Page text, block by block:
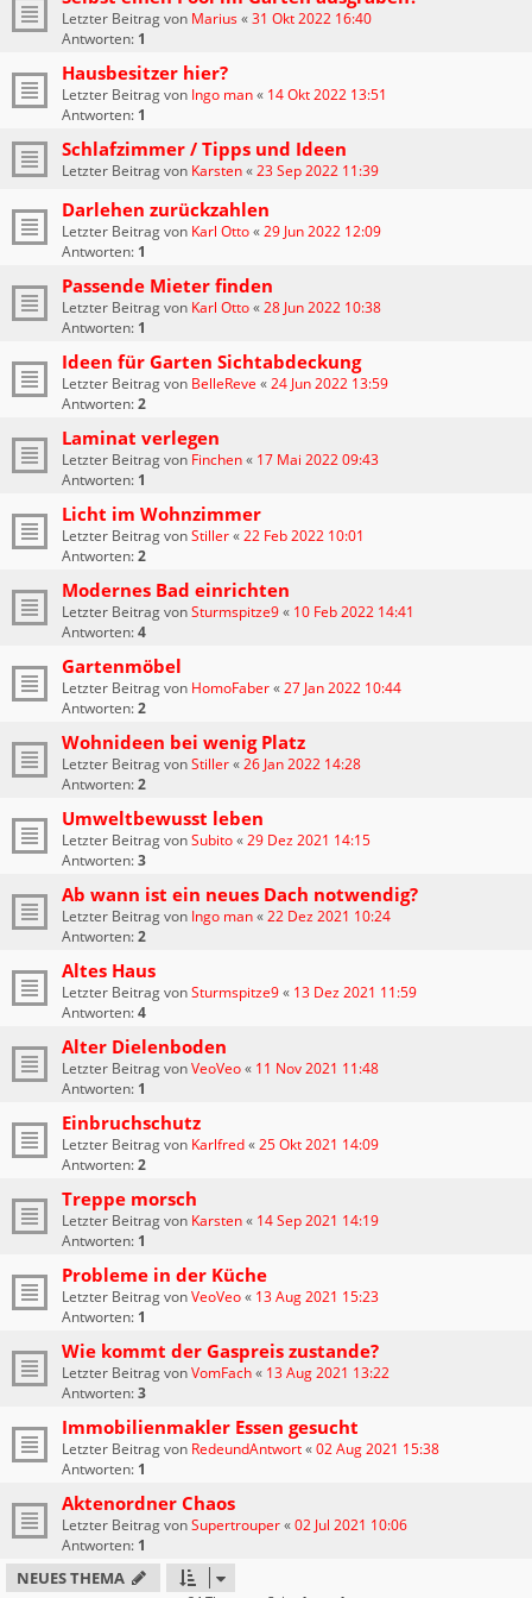
Letzter Beitrag von Marius«31 Okt 2022 16:40
Antworten: 1
Hausbesitzer hier?
Letzter Beitrag von Ingo man« 14 Okt 2022 13:51
Antworten: 1
Schlafzimmer / Tipps und Ideen
Letzter Beitrag von Karsten«23 Sep 2022 11:39
Darlehen zurückzahlen
Letzter Beitrag von Karl Otto«29 Jun 2022 12:09
Antworten: 1
Passende Mieter finden
Letzter Beitrag von Karl Otto«28 Jun 2022 10:38
Antworten: 1
Ideen für Garten Sichtabdeckung
Letzter Beitrag von BelleReve «24 Jun 2022 13:59
Antworten:2
Laminat verlegen
Letzter Beitrag von Finchen« 17 Mai 2022 09:43
Antworten: 1
Licht im Wohnzimmer
Letzter Beitrag vonStiller«22 Feb 2022 10:01
Antworten:2
Modernes Bad einrichten
Letzter Beitrag vonSturmspitze9« 10 Feb 2022 14:41
Antworten:4
Gartenmöbel
Letzter Beitrag von HomoFaber«27 Jan 2022 10:44
Antworten:2
Wohnideen bei wenig Platz
Letzter Beitrag vonStiller«26 Jan 2022 14:28
Antworten:2
Umweltbewusst leben
Letzter Beitrag vonSubito«29 Dez 2021 14:15
Antworten:3
Ab wann ist ein neues Dach notwendig?
Letzter Beitrag von Ingo man«22 Dez 2021 10:24
Antworten:2
Altes Haus
Letzter Beitrag vonSturmspitze9« 13 Dez 2021 11:59
Antworten:4
Alter Dielenboden
Letzter Beitrag vonVeoVeo« 11 Nov 2021 11:48
Antworten: 1
Einbruchschutz
Letzter Beitrag von Karlfred«25 Okt 2021 14:09
Antworten:2
Treppe morsch
Letzter Beitrag von Karsten« 14 Sep 2021 14:19
Antworten: 1
Probleme in der Küche
Letzter Beitrag vonVeoVeo« 13 Aug 2021 15:23
Antworten: 1
Wie kommt der Gaspreis zustande?
Letzter Beitrag vonVomFach« 13 Aug 2021 13:22
Antworten:3
Immobilienmakler Essen gesucht
Letzter Beitrag von RedeundAntwort«02 Aug 2021 15:38
Antworten: 1
Aktenordner Chaos
Letzter Beitrag vonSupertrouper«02 Jul 2021 10:06
Antworten: 1
NEUES THEMA